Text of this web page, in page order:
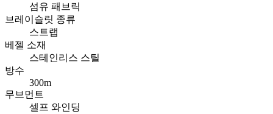
섬유 패브릭
브레이슬릿 종류
스트랩
베젤 소재
스테인리스 스틸
방수
300m
무브먼트
셀프 와인딩